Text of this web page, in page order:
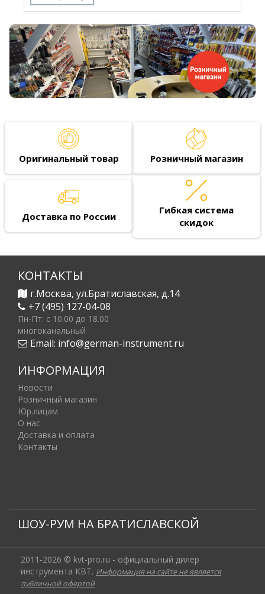
Оригинальный товар Розничный магазин
Доставка по России
Гибкая система
скидок
КОНТАКТЫ
г.Москва, ул.Братиславская, д.14
+7 (495) 127-04-08
Пн-Пт: c 10.00 до 18.00
многоканальный
Email: info@german-instrument.ru
ИНФОРМАЦИЯ
Новости
Розничный магазин
Юр.лицам
О нас
Доставка и оплата
Контакты
ШОУ-РУМ НА БРАТИСЛАВСКОЙ
2011-2026 © kvt-pro.ru - официальный дилер
инструмента КВТ. Информация на сайте не является
публичной офертой